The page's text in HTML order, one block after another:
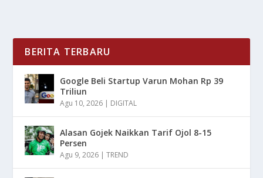
BERITA TERBARU
Google Beli Startup Varun Mohan Rp 39
Triliun
Agu 10, 2026 | DIGITAL
Alasan Gojek Naikkan Tarif Ojol 8-15
Persen
Agu 9, 2026 |TREND